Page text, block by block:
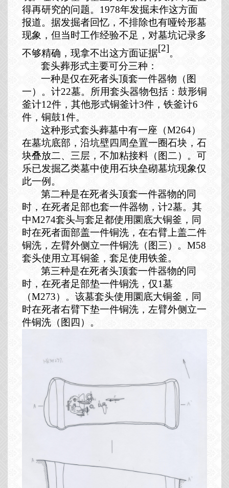
得再研究的问题。 1978年发掘未作这方面
报道。据发掘者回忆，不排除也有哑铃形墓
现象，但当时工作经验不足，对墓坑记录多
不够精确，现拿不出这方面证据[2]。
套头葬形式主要可分三种：
一种是仅在死者头顶套一件器物（图
一）。计22墓。所用套头器物包括：鼓形铜
釜计12件，其他形式铜釜计3件，铁釜计6
件，铜鼓1件。
这种形式套头葬墓中有一座（M264）
在墓坑底部，沿坑壁四周垒置一圈石块，石
块叠放二、三层，不加粘接料（图二）。可
乐已发掘乙类墓中使用石块垒砌墓坑现象仅
此一例。
第二种是在死者头顶套一件器物的同
时，在死者足部也套一件器物，计2墓。其
中M274套头与套足都使用圜底大铜釜，同
时在死者面部盖一件铜洗，在右臂上盖二件
铜洗，左臂外侧立一件铜洗（图三）。 M58
套头使用立耳铜釜，套足使用铁釜。
第三种是在死者头顶套一件器物的同
时，在死者足部垫一件铜洗，仅1墓
（M273）。该墓套头使用圜底大铜釜，同
时在死者右臂下垫一件铜洗，左臂外侧立一
件铜洗（图四）。